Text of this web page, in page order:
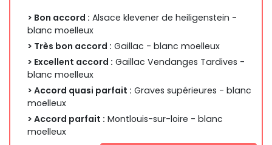
> Bon accord : Alsace klevener de heiligenstein -
blanc moelleux
> Très bon accord : Gaillac - blanc moelleux
> Excellent accord : Gaillac Vendanges Tardives -
blanc moelleux
> Accord quasi parfait : Graves supérieures - blanc
moelleux
> Accord parfait : Montlouis-sur-loire - blanc
moelleux